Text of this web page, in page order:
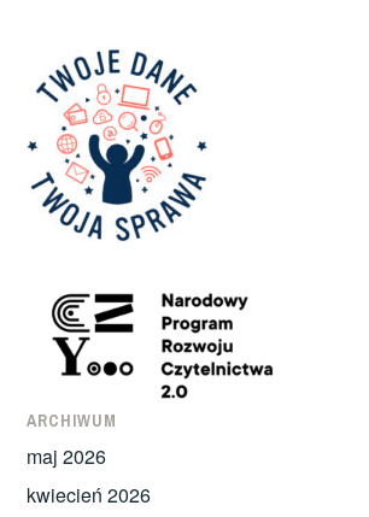
ARCHIWUM
maj 2026
kwiecień 2026